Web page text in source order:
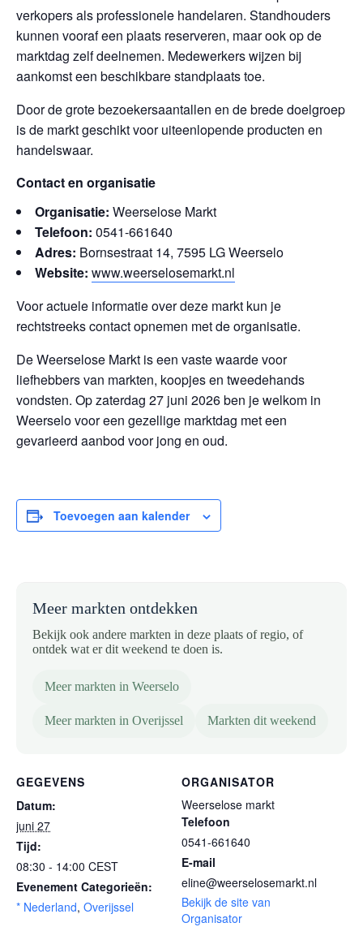
verkopers als professionele handelaren. Standhouders
kunnen vooraf een plaats reserveren, maar ook op de
marktdag zelf deelnemen. Medewerkers wijzen bij
aankomst een beschikbare standplaats toe.
Door de grote bezoekersaantallen en de brede doelgroep
is de markt geschikt voor uiteenlopende producten en
handelswaar.
Contact en organisatie
Organisatie: Weerselose Markt
Telefoon: 0541-661640
Adres: Bornsestraat 14, 7595 LG Weerselo
Website: www.weerselosemarkt.nl
Voor actuele informatie over deze markt kun je
rechtstreeks contact opnemen met de organisatie.
De Weerselose Markt is een vaste waarde voor
liefhebbers van markten, koopjes en tweedehands
vondsten. Op zaterdag 27 juni 2026 ben je welkom in
Weerselo voor een gezellige marktdag met een
gevarieerd aanbod voor jong en oud.
Toevoegen aan kalender
Meer markten ontdekken
Bekijk ook andere markten in deze plaats of regio, of
ontdek wat er dit weekend te doen is.
Meer markten in Weerselo
Meer markten in Overijssel Markten dit weekend
GEGEVENS
Datum:
juni 27
Tijd:
08:30 - 14:00 CEST
Evenement Categorieën:
* Nederland, Overijssel
ORGANISATOR
Weerselose markt
Telefoon
0541-661640
E-mail
eline@weerselosemarkt.nl
Bekijk de site van
Organisator